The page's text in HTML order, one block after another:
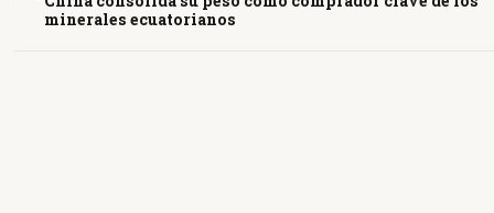
minerales ecuatorianos